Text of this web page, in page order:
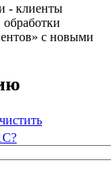
- клиенты
с новыми